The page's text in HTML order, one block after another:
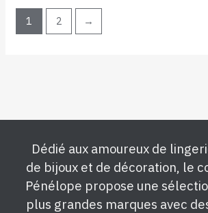
1 2 →
Dédié aux amoureux de
de bijoux et de décoration, le
Pénélope propose une
plus grandes marques avec